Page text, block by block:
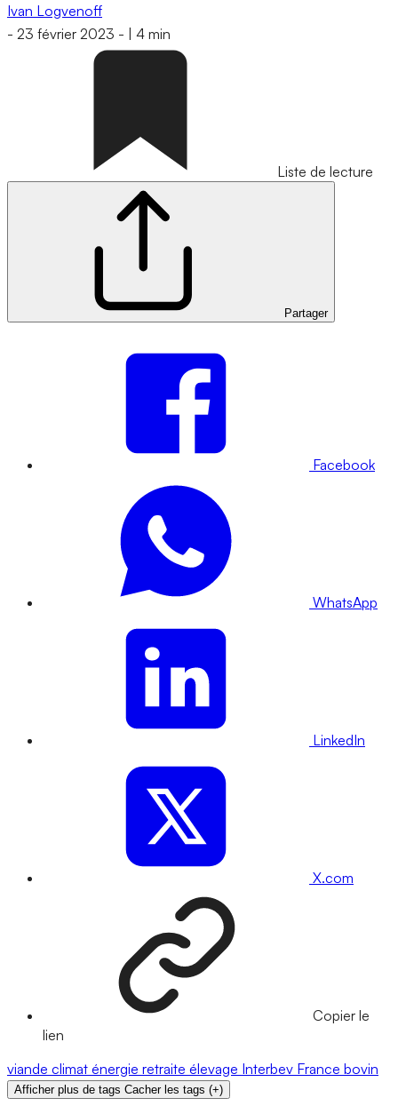
Ivan Logvenoff
- 23 février 2023 - 4 min
Liste de lecture
Partager
Facebook
WhatsApp
LinkedIn
X.com
Copier le
lien
viande climat énergie retraite élevage Interbev France bovin
Afficher plus de tags Cacher les tags (+)